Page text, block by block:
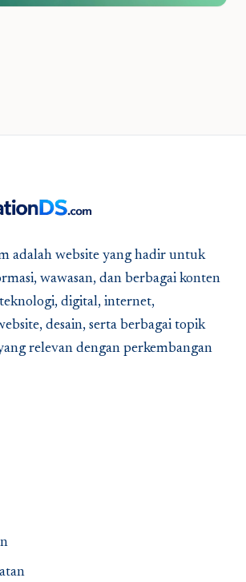
adalah website yang hadir untuk
wawasan, dan berbagai konten
digital, internet,
desain, serta berbagai topik
relevan dengan perkembangan